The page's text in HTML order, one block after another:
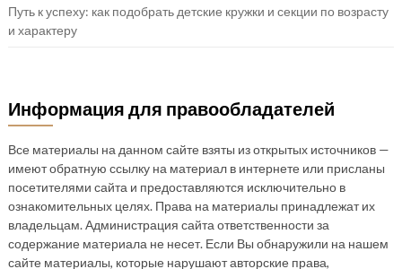
Путь к успеху: как подобрать детские кружки и секции по возрасту
и характеру
Информация для правообладателей
Все материалы на данном сайте взяты из открытых источников —
имеют обратную ссылку на материал в интернете или присланы
посетителями сайта и предоставляются исключительно в
ознакомительных целях. Права на материалы принадлежат их
владельцам. Администрация сайта ответственности за
содержание материала не несет. Если Вы обнаружили на нашем
сайте материалы, которые нарушают авторские права,